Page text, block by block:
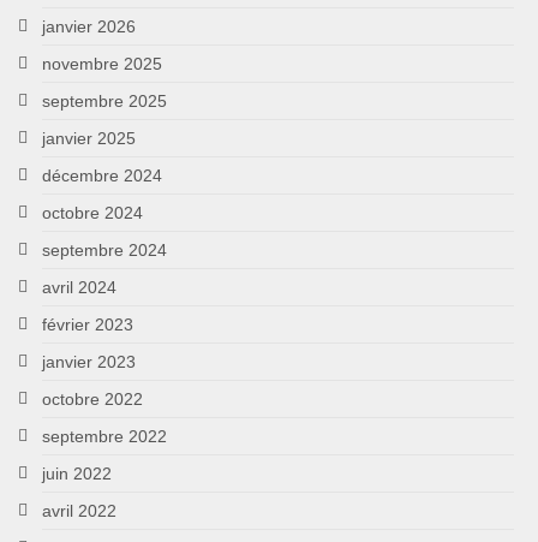
janvier 2026
novembre 2025
septembre 2025
janvier 2025
décembre 2024
octobre 2024
septembre 2024
avril 2024
février 2023
janvier 2023
octobre 2022
septembre 2022
juin 2022
avril 2022